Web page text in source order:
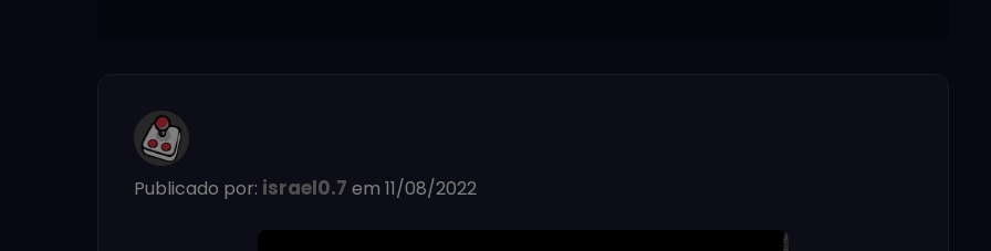
Publicado por: israel0.7 em 11/08/2022